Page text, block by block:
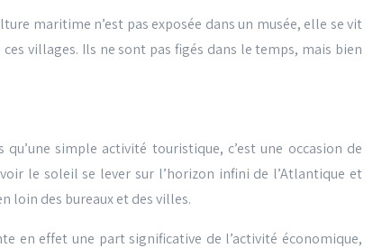
maritime n’est pas exposée dans un musée, elle se vit
villages. Ils ne sont pas figés dans le temps, mais bien
simple activité touristique, c’est une occasion de
le soleil se lever sur l’horizon infini de l’Atlantique et
loin des bureaux et des villes.
en effet une part significative de l’activité économique,